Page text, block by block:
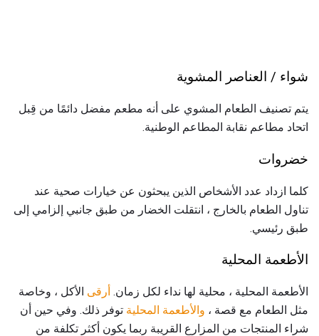
شواء / العناصر المشوية
يتم تصنيف الطعام المشوي على أنه مطعم مفضل دائمًا من قِبل
اتحاد مطاعم نقابة المطاعم الوطنية.
خضروات
كلما ازداد عدد الأشخاص الذين يبحثون عن خيارات صحية عند
تناول الطعام بالخارج ، انتقلت الخضار من طبق جانبي إلزامي إلى
طبق رئيسي.
الأطعمة المحلية
الأطعمة المحلية ، محلية لها نداء لكل زمان. أرقى الأكل ، وخاصة
مثل الطعام مع قصة ، والأطعمة المحلية توفر ذلك. وفي حين أن
شراء المنتجات من المزارع القريبة ربما يكون أكثر تكلفة من